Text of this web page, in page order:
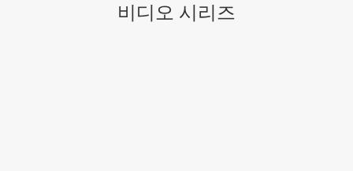
비디오 시리즈